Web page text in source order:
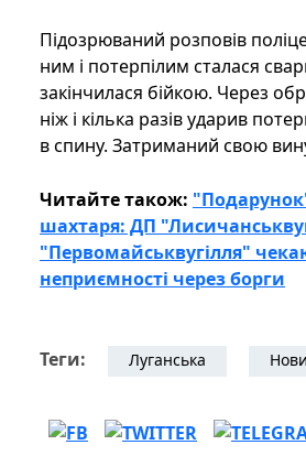
Підозрюваний розповів
ним і потерпілим сталася
закінчилася бійкою. Через
ніж і кілька разів ударив
в спину. Затриманий свою
Читайте також:
шахтаря: ДП
"Первомайськвугілля"
неприємності через борги
Теги: Луганська